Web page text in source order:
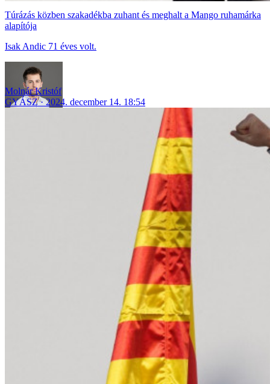
Túrázás közben szakadékba zuhant és meghalt a Mango ruhamárka
alapítója
Isak Andic 71 éves volt.
Molnár Kristóf
GYÁSZ
2024. december 14. 18:54